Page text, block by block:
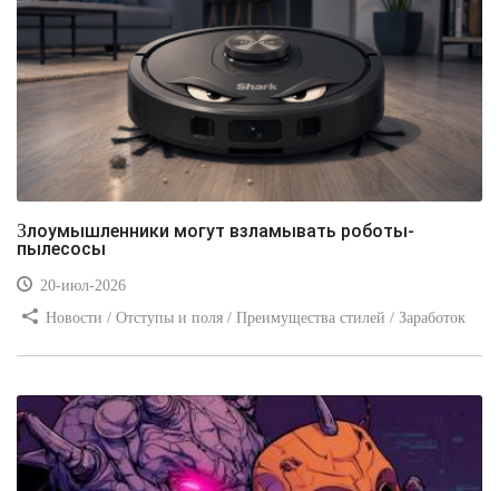
Злоумышленники могут взламывать роботы-
пылесосы
20-июл-2026
Новости / Отступы и поля / Преимущества стилей / Заработок